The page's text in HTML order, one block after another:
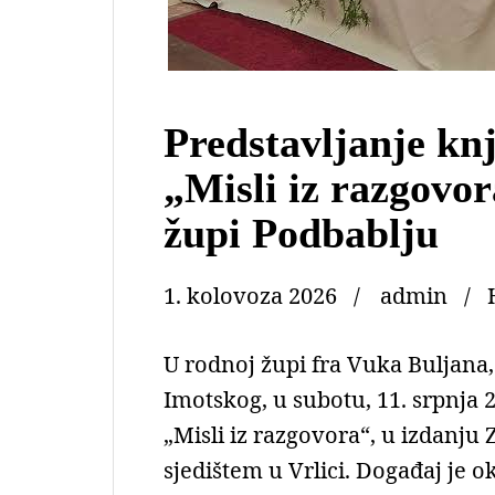
Predstavljanje
„Misli iz
župi Podbablju
1. kolovoza 2026 admin
U rodnoj župi fra Vuka
Imotskog, u subotu, 11. srpnja
„Misli iz razgovora“, u izdanju
sjedištem u Vrlici. Događaj je